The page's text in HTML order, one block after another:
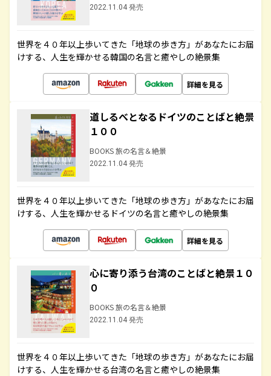
2022.11.04 発売
世界を４０年以上歩いてきた「地球の歩き方」があなたにお届
けする、人生を輝かせる韓国の名言と癒やしの絶景集
詳細を見る
道しるべとなるドイツのことばと絶景
１００
BOOKS 旅の名言＆絶景
2022.11.04 発売
世界を４０年以上歩いてきた「地球の歩き方」があなたにお届
けする、人生を輝かせるドイツの名言と癒やしの絶景集
詳細を見る
心に寄り添う台湾のことばと絶景１０
０
BOOKS 旅の名言＆絶景
2022.11.04 発売
世界を４０年以上歩いてきた「地球の歩き方」があなたにお届
けする、人生を輝かせる台湾の名言と癒やしの絶景集